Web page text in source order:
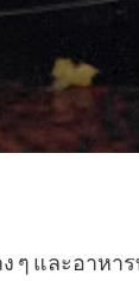
และอาหาร